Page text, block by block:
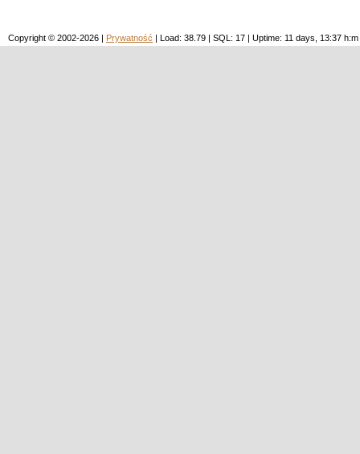
Copyright © 2002-2026 | Prywatność | Load: 38.79 | SQL: 17 | Uptime: 11 days, 13:37